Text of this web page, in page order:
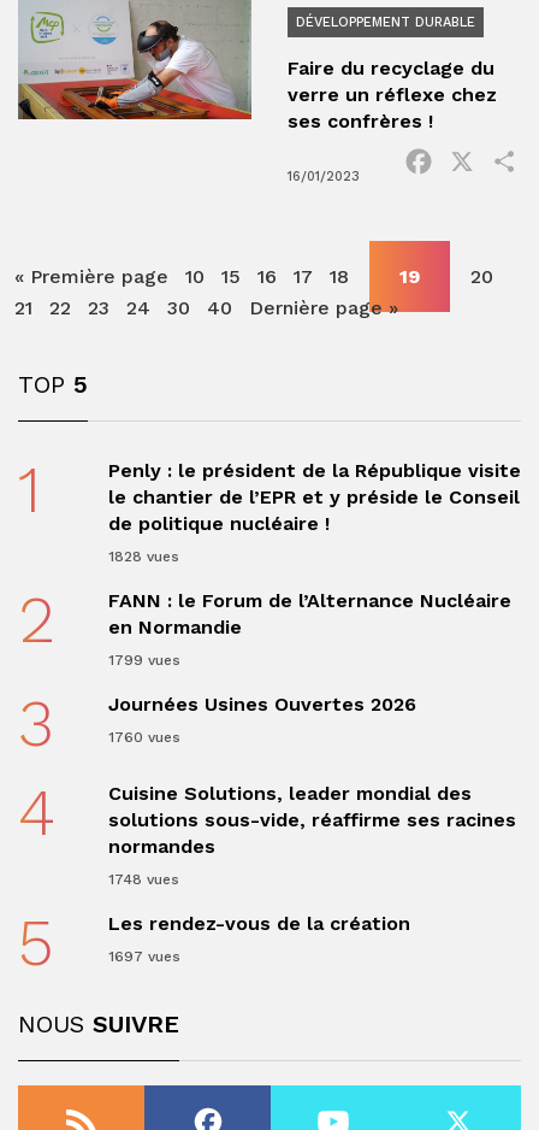
DÉVELOPPEMENT DURABLE
Faire du recyclage du
verre un réflexe chez
ses confrères !
16/01/2023
Facebook
« Première page 10 15 16 17 18 19
20
21
22 23 24 30 40 Dernière page »
TOP 5
1
Penly : le président de la République visite
le chantier de l’EPR et y préside le Conseil
de politique nucléaire !
1828 vues
2
FANN : le Forum de l’Alternance Nucléaire
en Normandie
1799 vues
3 Journées Usines Ouvertes 2026
1760 vues
4
Cuisine Solutions, leader mondial des
solutions sous-vide, réaffirme ses racines
normandes
1748 vues
5 Les rendez-vous de la création
1697 vues
NOUS SUIVRE